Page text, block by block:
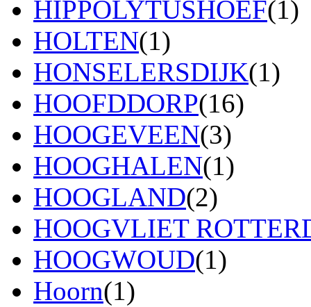
HIPPOLYTUSHOEF(1)
HOLTEN(1)
HONSELERSDIJK(1)
HOOFDDORP(16)
HOOGEVEEN(3)
HOOGHALEN(1)
HOOGLAND(2)
HOOGVLIET
HOOGWOUD(1)
Hoorn(1)